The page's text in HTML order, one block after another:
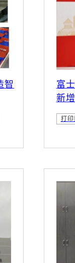
智
富
新
打印